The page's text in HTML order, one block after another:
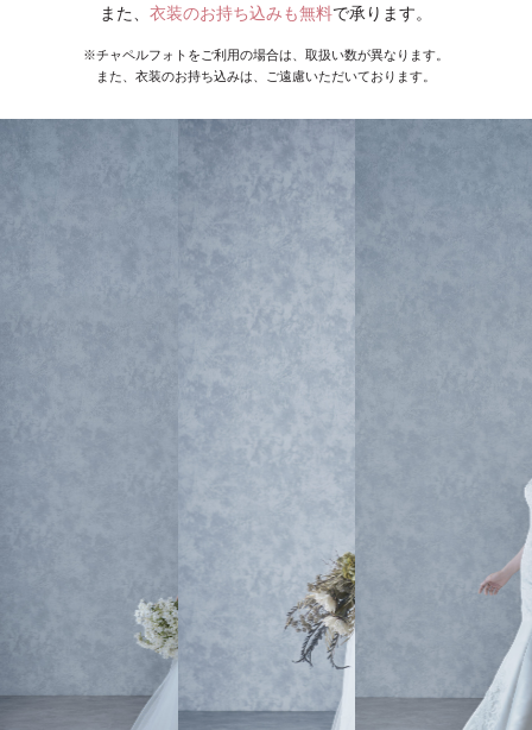
また、 衣装のお持ち込みも無料で承ります。
※チャペルフォトをご利用の場合は、取扱い数が異なります。
また、衣装のお持ち込みは、ご遠慮いただいております。